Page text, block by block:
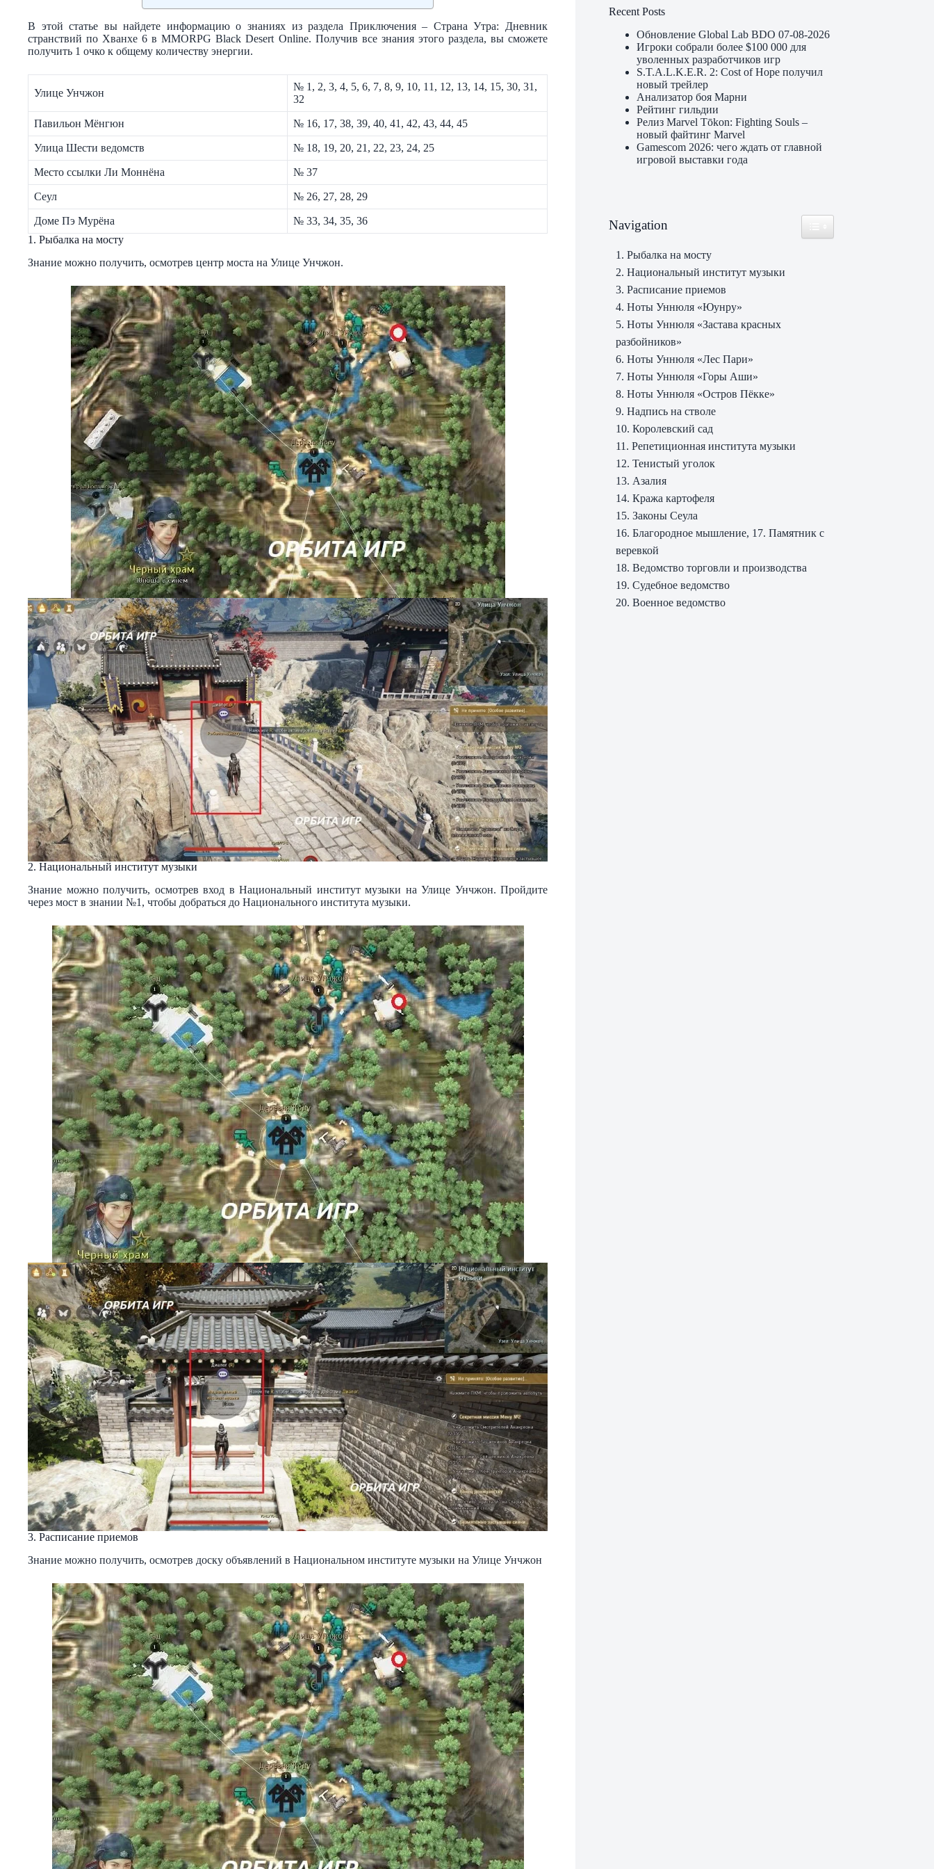
В этой статье вы найдете информацию о знаниях из раздела Приключения – Страна Утра: Дневник
странствий по Хванхе 6 в MMORPG Black Desert Online. Получив все знания этого раздела, вы сможете
получить 1 очко к общему количеству энергии.
Улице Унчжон
№ 1, 2, 3, 4, 5, 6, 7, 8, 9, 10, 11, 12, 13, 14, 15, 30, 31,
32
Павильон Мёнгюн № 16, 17, 38, 39, 40, 41, 42, 43, 44, 45
Улица Шести ведомств № 18, 19, 20, 21, 22, 23, 24, 25
Место ссылки Ли Моннёна № 37
Сеул № 26, 27, 28, 29
Доме Пэ Мурёна
№ 33, 34, 35, 36
1. Рыбалка на мосту
Знание можно получить, осмотрев центр моста на Улице Унчжон.
2. Национальный институт музыки
Знание можно получить, осмотрев вход в Национальный институт музыки на Улице Унчжон. Пройдите
через мост в знании №1, чтобы добраться до Национального института музыки.
3. Расписание приемов
Знание можно получить, осмотрев доску объявлений в Национальном институте музыки на Улице Унчжон
Recent Posts
Обновление Global Lab BDO 07-08-2026
Игроки собрали более $100 000 для
уволенных разработчиков игр
S.T.A.L.K.E.R. 2: Cost of Hope получил
новый трейлер
Анализатор боя Марни
Рейтинг гильдии
Релиз Marvel Tōkon: Fighting Souls –
новый файтинг Marvel
Gamescom 2026: чего ждать от главной
игровой выставки года
Navigation
1. Рыбалка на мосту
2. Национальный институт музыки
3. Расписание приемов
4. Ноты Уннюля «Юунру»
5. Ноты Уннюля «Застава красных
разбойников»
6. Ноты Уннюля «Лес Пари»
7. Ноты Уннюля «Горы Аши»
8. Ноты Уннюля «Остров Пёкке»
9. Надпись на стволе
10. Королевский сад
11. Репетиционная института музыки
12. Тенистый уголок
13. Азалия
14. Кража картофеля
15. Законы Сеула
16. Благородное мышление, 17. Памятник с
веревкой
18. Ведомство торговли и производства
19. Судебное ведомство
20. Военное ведомство